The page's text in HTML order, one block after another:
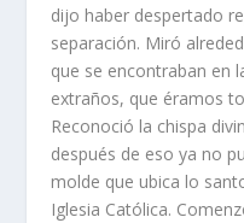
dijo haber despertado
separación. Miró
que se encontraban en
extraños, que éramos
Reconoció la chispa
después de eso ya no
molde que ubica lo
Iglesia Católica.